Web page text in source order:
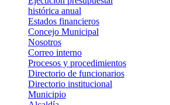
histórica anual
Estados financieros
Concejo Municipal
Nosotros
Correo interno
Procesos y procedimientos
Directorio de funcionarios
Directorio institucional
Municipio